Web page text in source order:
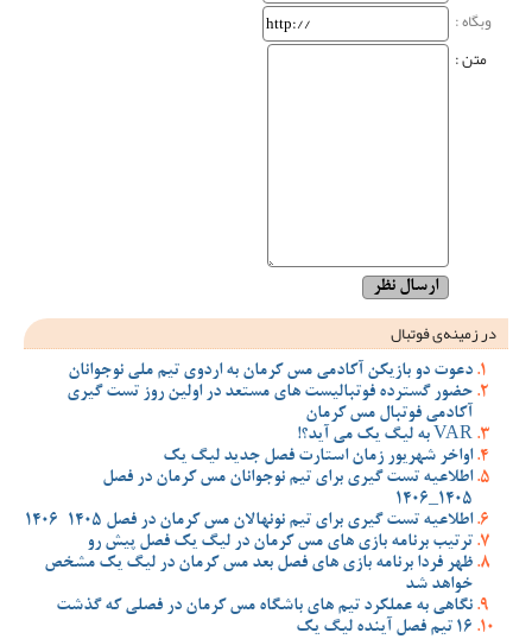
وبگاه‌ :
متن :
در زمینه‌ی فوتبال
دعوت دو بازیکن آکادمی مس کرمان به اردوی تیم ملی نوجوانان
حضور گسترده فوتبالیست های مستعد در اولین روز تست گیری
آکادمی فوتبال مس کرمان
VAR به لیگ یک می آید؟!
اواخر شهریور زمان استارت فصل جدید لیگ یک
اطلاعیه تست گیری برای تیم نوجوانان مس کرمان در فصل
1405_1406
اطلاعیه تست گیری برای تیم نونهالان مس کرمان در فصل 1405-1406
ترتیب برنامه بازی های مس کرمان در لیگ یک فصل پیش رو
ظهر فردا برنامه بازی های فصل بعد مس کرمان در لیگ یک مشخص
خواهد شد
نگاهی به عملکرد تیم های باشگاه مس کرمان در فصلی که گذشت
16 تیم فصل آینده لیگ یک